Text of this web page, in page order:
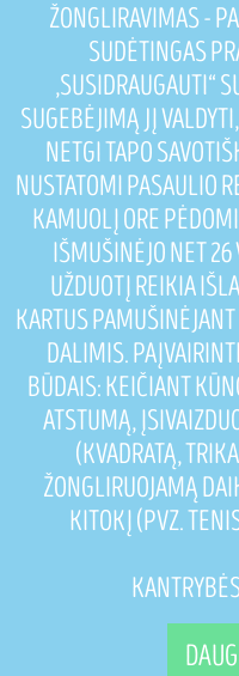
ŽONGLIRAVIMAS -
SUDĖTINGAS
„SUSIDRAUGAUTI“
SUGEBĖJIMĄ JĮ
NETGI TAPO
NUSTATOMI PASAULIO
KAMUOLĮ ORE
IŠMUŠINĖJO NET
UŽDUOTĮ REIKIA
KARTUS
DALIMIS.
BŪDAIS: KEIČIANT
ATSTUMĄ,
(KVADRATĄ,
ŽONGLIRUOJAMĄ
KITOKĮ (PVZ.